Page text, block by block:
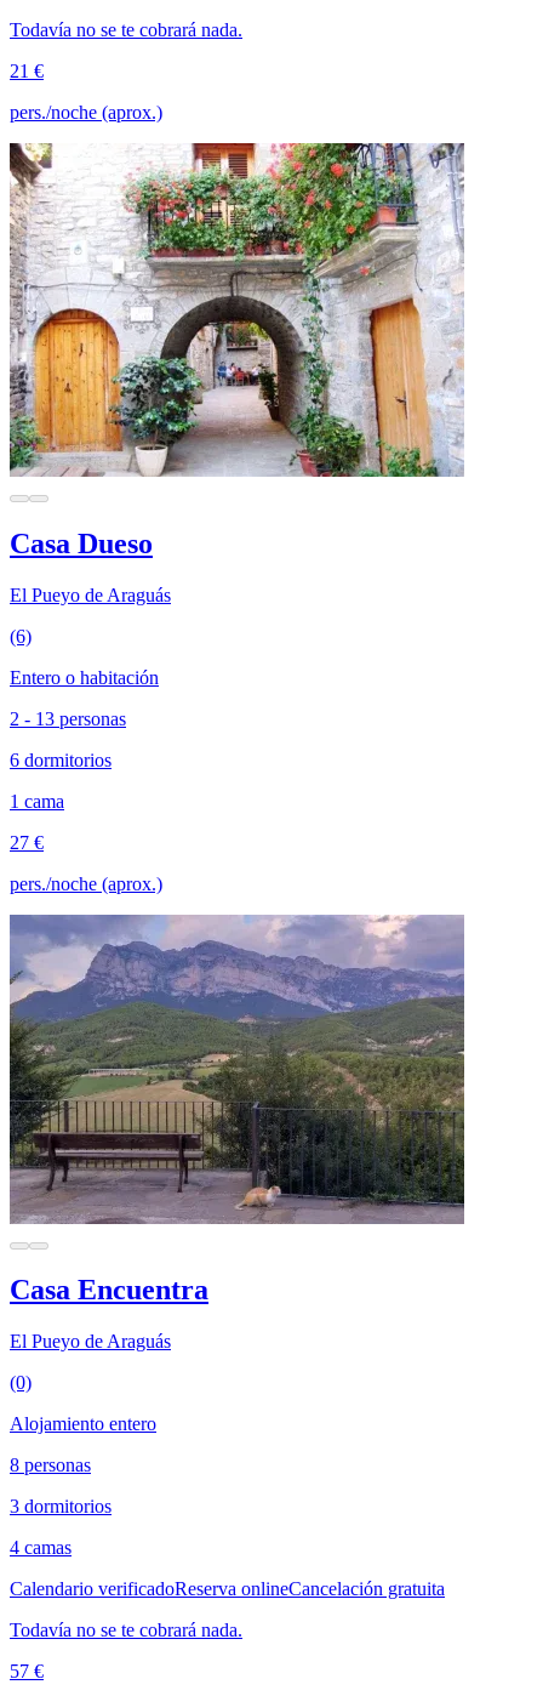
Todavía no se te cobrará nada.
21 €
pers./noche (aprox.)
Casa Dueso
El Pueyo de Araguás
(6)
Entero o habitación
2 - 13 personas
6 dormitorios
1 cama
27 €
pers./noche (aprox.)
Casa Encuentra
El Pueyo de Araguás
(0)
Alojamiento entero
8 personas
3 dormitorios
4 camas
Calendario verificadoReserva onlineCancelación gratuita
Todavía no se te cobrará nada.
57 €